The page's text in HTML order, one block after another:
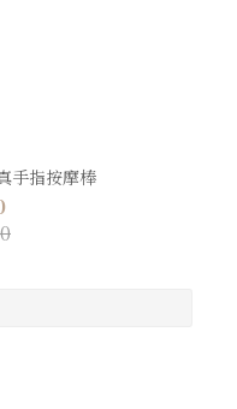
手指按摩棒